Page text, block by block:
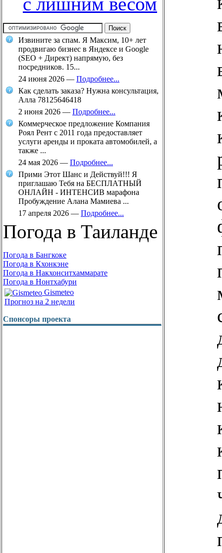
Извините за спам. Я Максим, 10+ лет
продвигаю бизнес в Яндексе и Google
(SEO + Директ) напрямую, без
посредников. 15...
24 июня 2026 — Подробнее...
Как сделать заказа? Нужна консультация,
Алла 78125646418
2 июня 2026 — Подробнее...
Коммерческое предложение Компания
Роял Рент с 2011 года предоставляет
услуги аренды и проката автомобилей, а
также ...
24 мая 2026 — Подробнее...
Прими Этот Шанс и Действуй!!! Я
приглашаю Тебя на БЕСПЛАТНЫЙ
ОНЛАЙН - ИНТЕНСИВ марафона
Пробуждение Алана Мамиева ...
17 апреля 2026 — Подробнее...
Погода в Таиланде
Погода в Бангкоке
Погода в Кхонкэне
Погода в Накхонситхаммарате
Погода в Нонтхабури
Gismeteo
Прогноз на 2 недели
Спонсоры проекта